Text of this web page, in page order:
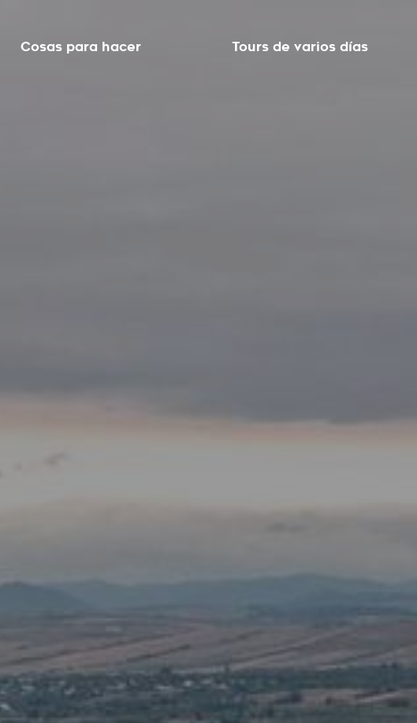
Cosas para hacer Tours de varios días